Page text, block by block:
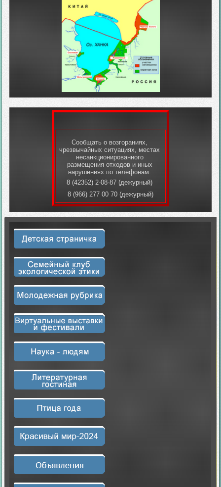
Сообщать о возгораниях,
чрезвычайных ситуациях, местах
несанкционированного
размещения отходов и иных
нарушениях по телефонам:
8 (42352) 2-08-87 (дежурный)
8 (966) 277 00 70 (дежурный)